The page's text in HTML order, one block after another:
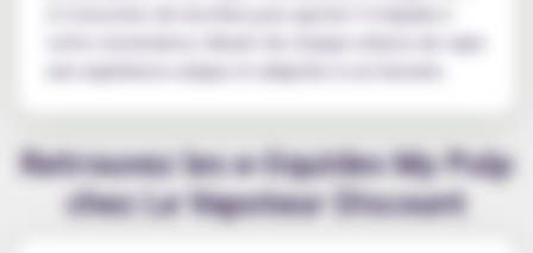
votre convenance, faisant de chaque séance de vape
une expérience unique et adaptée à vos besoins.
Retrouvez les e-liquides My Pulp
chez Le Vapoteur Discount